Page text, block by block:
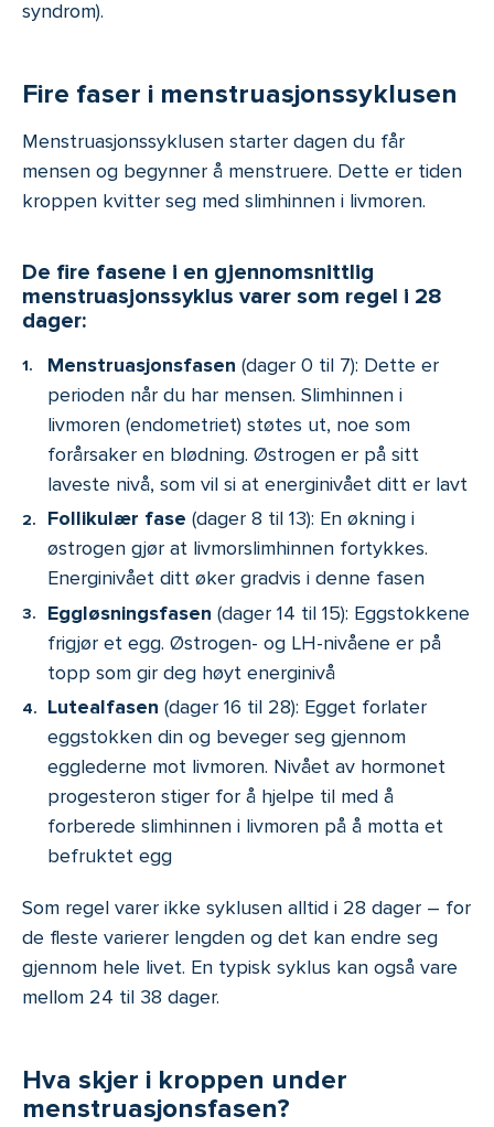
syndrom).
Fire faser i menstruasjonssyklusen
Menstruasjonssyklusen starter dagen du får
mensen og begynner å menstruere. Dette er tiden
kroppen kvitter seg med slimhinnen i livmoren.
De fire fasene i en gjennomsnittlig
menstruasjonssyklus varer som regel i 28
dager:
Menstruasjonsfasen (dager 0 til 7): Dette er
perioden når du har mensen. Slimhinnen i
livmoren (endometriet) støtes ut, noe som
forårsaker en blødning. Østrogen er på sitt
laveste nivå, som vil si at energinivået ditt er lavt
Follikulær fase (dager 8 til 13): En økning i
østrogen gjør at livmorslimhinnen fortykkes.
Energinivået ditt øker gradvis i denne fasen
Eggløsningsfasen (dager 14 til 15): Eggstokkene
frigjør et egg. Østrogen- og LH-nivåene er på
topp som gir deg høyt energinivå
Lutealfasen (dager 16 til 28): Egget forlater
eggstokken din og beveger seg gjennom
egglederne mot livmoren. Nivået av hormonet
progesteron stiger for å hjelpe til med å
forberede slimhinnen i livmoren på å motta et
befruktet egg
Som regel varer ikke syklusen alltid i 28 dager – for
de fleste varierer lengden og det kan endre seg
gjennom hele livet. En typisk syklus kan også vare
mellom 24 til 38 dager.
Hva skjer i kroppen under
menstruasjonsfasen?